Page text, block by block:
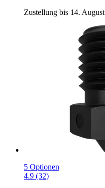
Zustellung bis 14. August
5 Optionen
4.9 (32)